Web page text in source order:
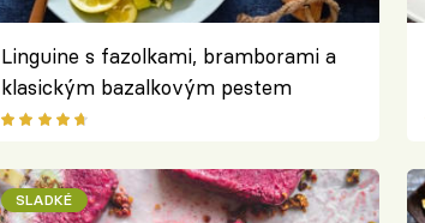
Linguine s fazolkami, bramborami a
klasickým bazalkovým pestem
SLADKÉ